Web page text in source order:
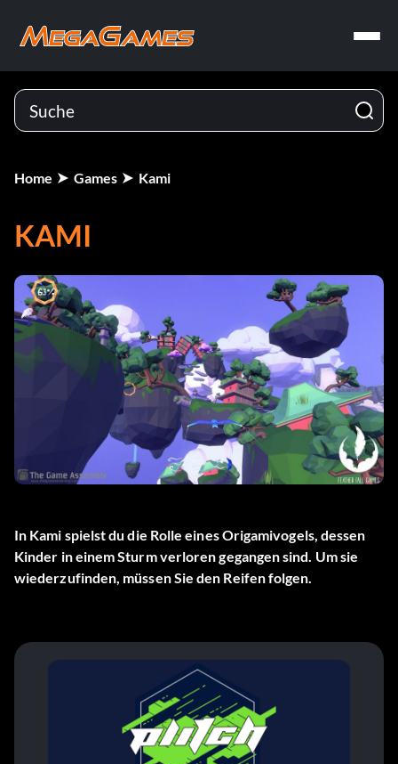
Home Games Kami
KAMI
In Kami spielst du die Rolle eines Origamivogels, dessen
Kinder in einem Sturm verloren gegangen sind. Um sie
wiederzufinden, müssen Sie den Reifen folgen.